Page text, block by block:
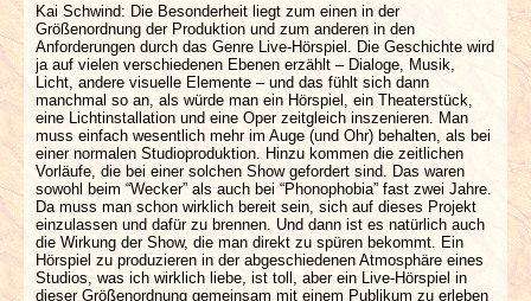
Kai Schwind: Die Besonderheit liegt zum einen in der
Größenordnung der Produktion und zum anderen in den
Anforderungen durch das Genre Live-Hörspiel. Die Geschichte wird
ja auf vielen verschiedenen Ebenen erzählt – Dialoge, Musik,
Licht, andere visuelle Elemente – und das fühlt sich dann
manchmal so an, als würde man ein Hörspiel, ein Theaterstück,
eine Lichtinstallation und eine Oper zeitgleich inszenieren. Man
muss einfach wesentlich mehr im Auge (und Ohr) behalten, als bei
einer normalen Studioproduktion. Hinzu kommen die zeitlichen
Vorläufe, die bei einer solchen Show gefordert sind. Das waren
sowohl beim “Wecker” als auch bei “Phonophobia” fast zwei Jahre.
Da muss man schon wirklich bereit sein, sich auf dieses Projekt
einzulassen und dafür zu brennen. Und dann ist es natürlich auch
die Wirkung der Show, die man direkt zu spüren bekommt. Ein
Hörspiel zu produzieren in der abgeschiedenen Atmosphäre eines
Studios, was ich wirklich liebe, ist toll, aber ein Live-Hörspiel in
dieser Größenordnung gemeinsam mit einem Publikum zu erleben